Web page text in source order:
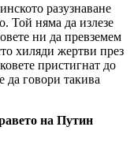
разузнаване
Той няма да излезе
ни да превземем
хиляди жертви през
пристигнат до
говори такива
на Путин